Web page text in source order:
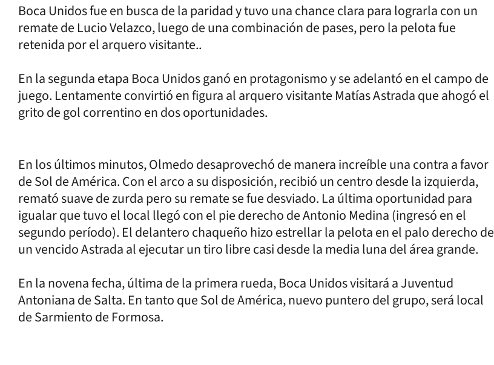
Boca Unidos fue en busca de la paridad y tuvo una chance clara para lograrla con un
remate de Lucio Velazco, luego de una combinación de pases, pero la pelota fue
retenida por el arquero visitante..
En la segunda etapa Boca Unidos ganó en protagonismo y se adelantó en el campo de
juego. Lentamente convirtió en figura al arquero visitante Matías Astrada que ahogó el
grito de gol correntino en dos oportunidades.
En los últimos minutos, Olmedo desaprovechó de manera increíble una contra a favor
de Sol de América. Con el arco a su disposición, recibió un centro desde la izquierda,
remató suave de zurda pero su remate se fue desviado. La última oportunidad para
igualar que tuvo el local llegó con el pie derecho de Antonio Medina (ingresó en el
segundo período). El delantero chaqueño hizo estrellar la pelota en el palo derecho de
un vencido Astrada al ejecutar un tiro libre casi desde la media luna del área grande.
En la novena fecha, última de la primera rueda, Boca Unidos visitará a Juventud
Antoniana de Salta. En tanto que Sol de América, nuevo puntero del grupo, será local
de Sarmiento de Formosa.